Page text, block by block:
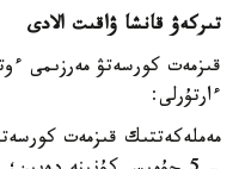
تىركەۋ قانشا ۋاقىت الادى
قىزمەت كورسەتۋ مەرزىمى
ءارتۇرلى:
مەملەكەتتىك قىزمەت